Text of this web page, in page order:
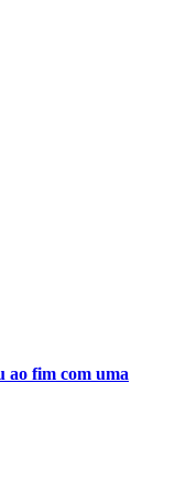
ao fim com uma